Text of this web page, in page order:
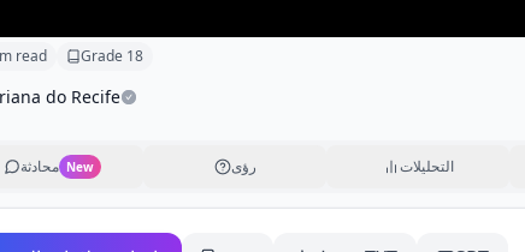
m read Grade 18
do Recife
محادثة New رؤى التحليلات